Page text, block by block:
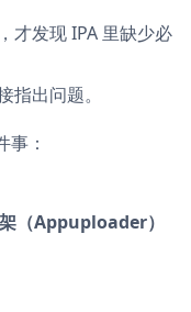
才发现 IPA 里缺少必
出问题。
：
（Appuploader）